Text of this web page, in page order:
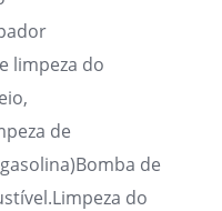
limpeza do
de
de
do